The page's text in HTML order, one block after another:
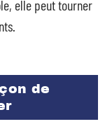
elle peut tourner
de